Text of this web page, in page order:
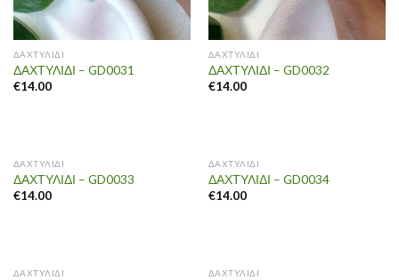
ΔΑΧΤΥΛΙΔΙ
ΔΑΧΤΥΛΙΔΙ – GD0031
€14.00
ΔΑΧΤΥΛΙΔΙ
ΔΑΧΤΥΛΙΔΙ – GD0032
€14.00
ΔΑΧΤΥΛΙΔΙ
ΔΑΧΤΥΛΙΔΙ – GD0033
€14.00
ΔΑΧΤΥΛΙΔΙ
ΔΑΧΤΥΛΙΔΙ – GD0034
€14.00
ΔΑΧΤΥΛΙΔΙ ΔΑΧΤΥΛΙΔΙ